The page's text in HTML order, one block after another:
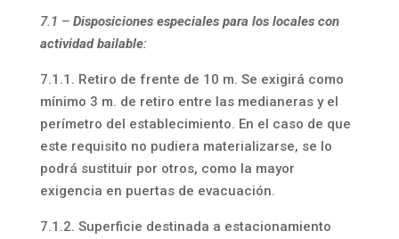
7.1 – Disposiciones especiales para los locales con
actividad bailable:
7.1.1. Retiro de frente de 10 m. Se exigirá como
mínimo 3 m. de retiro entre las medianeras y el
perímetro del establecimiento. En el caso de que
este requisito no pudiera materializarse, se lo
podrá sustituir por otros, como la mayor
exigencia en puertas de evacuación.
7.1.2. Superficie destinada a estacionamiento